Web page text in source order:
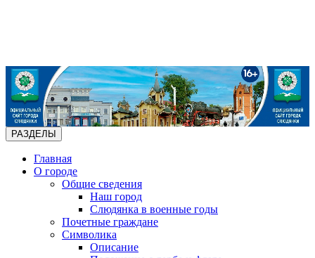
РАЗДЕЛЫ
Главная
О городе
Общие сведения
Наш город
Слюдянка в военные годы
Почетные граждане
Символика
Описание